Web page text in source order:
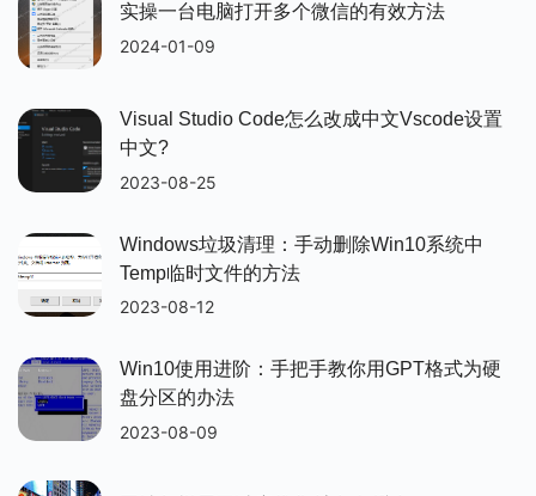
实操一台电脑打开多个微信的有效方法
2024-01-09
Visual Studio Code怎么改成中文vscode设置
中文?
2023-08-25
Windows垃圾清理：手动删除win10系统中
Temp临时文件的方法
2023-08-12
Win10使用进阶：手把手教你用GPT格式为硬
盘分区的办法
2023-08-09